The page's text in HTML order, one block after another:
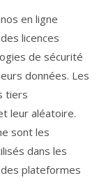
en ligne
licences
de sécurité
données. Les
tiers
leur aléatoire.
sont les
dans les
plateformes